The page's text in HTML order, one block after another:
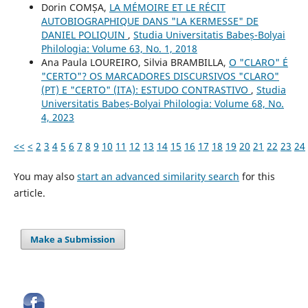
Dorin COMȘA, LA MÉMOIRE ET LE RÉCIT
AUTOBIOGRAPHIQUE DANS "LA KERMESSE" DE
DANIEL POLIQUIN , Studia Universitatis Babeș-Bolyai
Philologia: Volume 63, No. 1, 2018
Ana Paula LOUREIRO, Silvia BRAMBILLA, O "CLARO" É
"CERTO"? OS MARCADORES DISCURSIVOS "CLARO"
(PT) E "CERTO" (ITA): ESTUDO CONTRASTIVO , Studia
Universitatis Babeș-Bolyai Philologia: Volume 68, No.
4, 2023
<< < 2 3 4 5 6 7 8 9 10 11 12 13 14 15 16 17 18 19 20 21 22 23 24
You may also start an advanced similarity search for this
article.
Make a Submission